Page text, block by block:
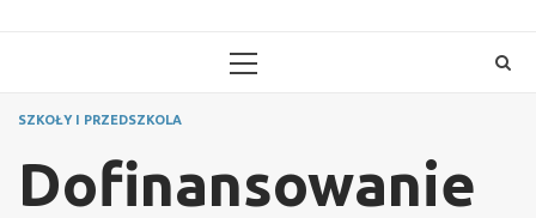
PRIMARY
SZKOŁY I PRZEDSZKOLA
Dofinansowanie